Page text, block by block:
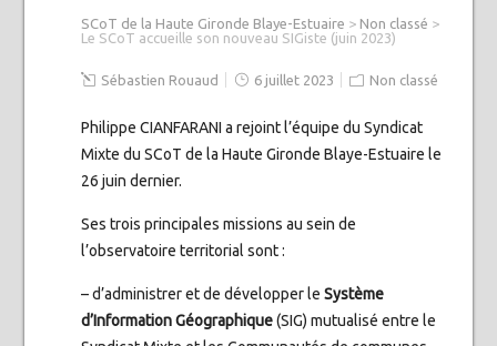
SCoT de la Haute Gironde Blaye-Estuaire > Non classé >
Le SCoT accueille son nouveau SIGiste (juin 2023)
Sébastien Rouaud 6 juillet 2023 Non classé
Philippe CIANFARANI a rejoint l’équipe du Syndicat
Mixte du SCoT de la Haute Gironde Blaye-Estuaire le
26 juin dernier.
Ses trois principales missions au sein de
l’observatoire territorial sont :
– d’administrer et de développer le Système
d’Information Géographique(SIG) mutualisé entre le